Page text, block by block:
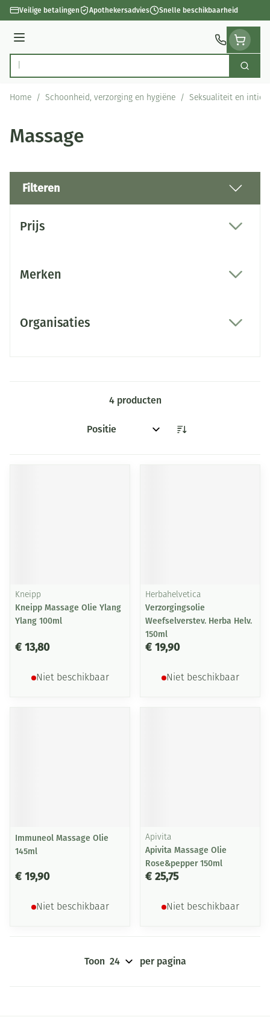
Ga naar de inhoud
Veilige betalingen Apothekersadvies Snelle beschikbaarheid
Menu
Product, merk, categorie... Zoek
Home / Schoonheid, verzorging en hygiëne / Seksualiteit en
Massage
Filteren
Prijs
Merken
Organisaties
4producten
Sorteer op:
Kneipp
Kneipp Massage Olie Ylang
Ylang 100ml
€ 13,80
Niet beschikbaar
Herbahelvetica
Verzorgingsolie
Weefselverstev. Herba Helv.
150ml
€ 19,90
Niet beschikbaar
Immuneol Massage Olie
145ml
€ 19,90
Niet beschikbaar
Apivita
Apivita Massage Olie
Rose&pepper 150ml
€ 25,75
Niet beschikbaar
Toon per pagina